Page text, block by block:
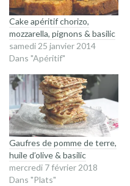
Cake apéritif chorizo,
mozzarella, pignons & basilic
samedi 25 janvier 2014
Dans "Apéritif"
Gaufres de pomme de terre,
huile d’olive & basilic
mercredi 7 février 2018
Dans "Plats"